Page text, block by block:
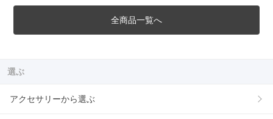
全商品一覧へ
選ぶ
アクセサリーから選ぶ